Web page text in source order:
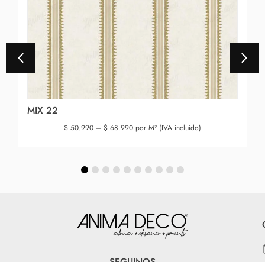
MIX 22
$ 50.990 – $ 68.990 por M² (IVA incluido)